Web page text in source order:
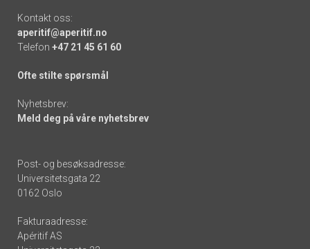
Kontakt oss:
aperitif@aperitif.no
Telefon +47 21 45 61 60
Ofte stilte spørsmål
Nyhetsbrev:
Meld deg på våre nyhetsbrev
Post- og besøksadresse:
Universitetsgata 22
0162 Oslo
Fakturaadresse:
Apéritif AS